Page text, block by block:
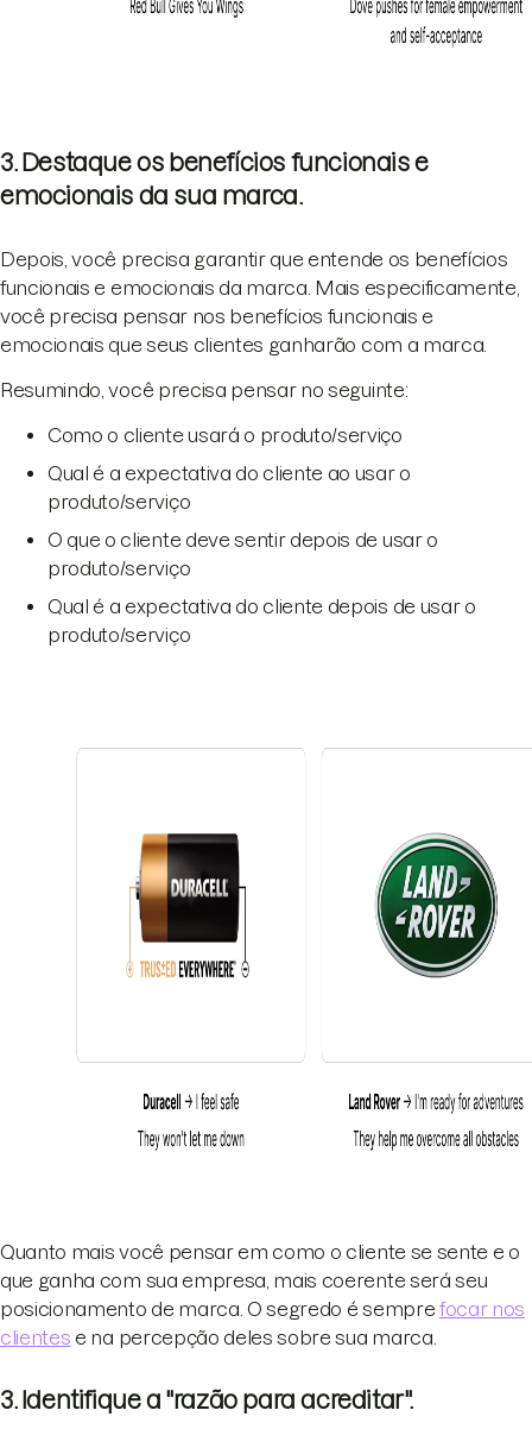
3. Destaque os benefícios funcionais e
emocionais da sua marca.
Depois, você precisa garantir que entende os benefícios
funcionais e emocionais da marca. Mais especificamente,
você precisa pensar nos benefícios funcionais e
emocionais que seus clientes ganharão com a marca.
Resumindo, você precisa pensar no seguinte:
Como o cliente usará o produto/serviço
Qual é a expectativa do cliente ao usar o
produto/serviço
O que o cliente deve sentir depois de usar o
produto/serviço
Qual é a expectativa do cliente depois de usar o
produto/serviço
Quanto mais você pensar em como o cliente se sente e o
que ganha com sua empresa, mais coerente será seu
posicionamento de marca. O segredo é sempre focar nos
clientes e na percepção deles sobre sua marca.
3. Identifique a "razão para acreditar".